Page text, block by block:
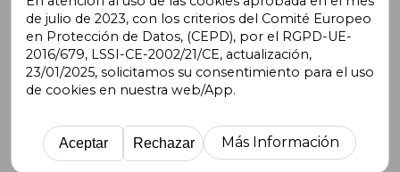
Buscalibre Argentina| Buscalibre Chile
Buscalibre Uruguay|Buscalibre México|Buscalibre
Perú
|Buscalibre Estados Unidos|Buscalibre Otros
Países|Bookdelivery Reino Unido
de julio de 2023, con los criterios del Comité Europeo
en Protección de Datos, (CEPD), por el RGPD-UE-
2016/679, LSSI-CE-2002/21/CE, actualización,
23/01/2025, solicitamos su consentimiento para el uso
de cookies en nuestra web/App.
Aceptar Rechazar Más Información